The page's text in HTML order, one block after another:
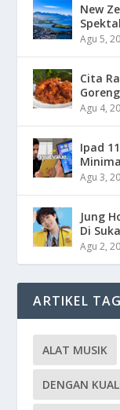
New
Agu 5,
Cita
Agu 4,
Ipad
Agu 3,
Jung
Di
Agu 2,
ARTIKEL TAG
ALAT MUSIK
DENGAN